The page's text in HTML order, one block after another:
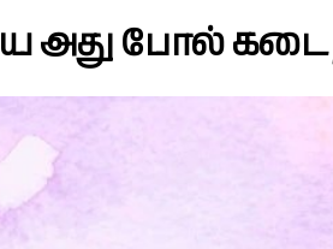
அது போல் கடை